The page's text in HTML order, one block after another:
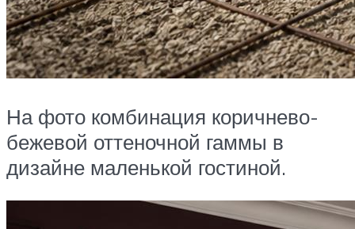
На фото комбинация коричнево-
бежевой оттеночной гаммы в
дизайне маленькой гостиной.